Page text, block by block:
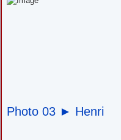
Photo 03 ► Henri